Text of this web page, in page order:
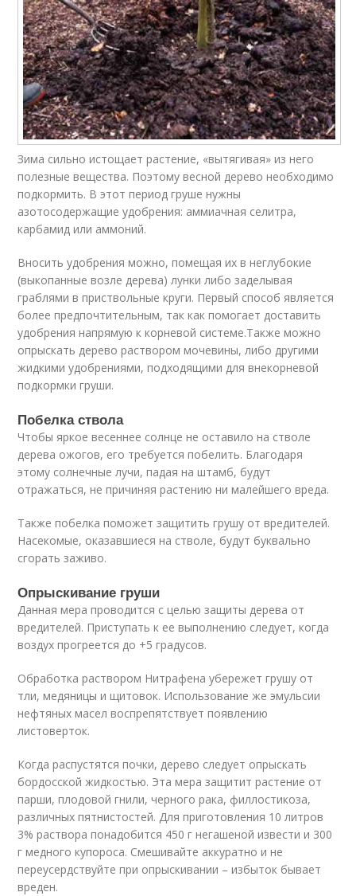
Зима сильно истощает растение, «вытягивая» из него
полезные вещества. Поэтому весной дерево необходимо
подкормить. В этот период груше нужны
азотосодержащие удобрения: аммиачная селитра,
карбамид или аммоний.
Вносить удобрения можно, помещая их в неглубокие
(выкопанные возле дерева) лунки либо заделывая
граблями в приствольные круги. Первый способ является
более предпочтительным, так как помогает доставить
удобрения напрямую к корневой системе.Также можно
опрыскать дерево раствором мочевины, либо другими
жидкими удобрениями, подходящими для внекорневой
подкормки груши.
Побелка ствола
Чтобы яркое весеннее солнце не оставило на стволе
дерева ожогов, его требуется побелить. Благодаря
этому солнечные лучи, падая на штамб, будут
отражаться, не причиняя растению ни малейшего вреда.
Также побелка поможет защитить грушу от вредителей.
Насекомые, оказавшиеся на стволе, будут буквально
сгорать заживо.
Опрыскивание груши
Данная мера проводится с целью защиты дерева от
вредителей. Приступать к ее выполнению следует, когда
воздух прогреется до +5 градусов.
Обработка раствором Нитрафена убережет грушу от
тли, медяницы и щитовок. Использование же эмульсии
нефтяных масел воспрепятствует появлению
листоверток.
Когда распустятся почки, дерево следует опрыскать
бордосской жидкостью. Эта мера защитит растение от
парши, плодовой гнили, черного рака, филлостикоза,
различных пятнистостей. Для приготовления 10 литров
3% раствора понадобится 450 г негашеной извести и 300
г медного купороса. Смешивайте аккуратно и не
переусердствуйте при опрыскивании – избыток бывает
вреден.